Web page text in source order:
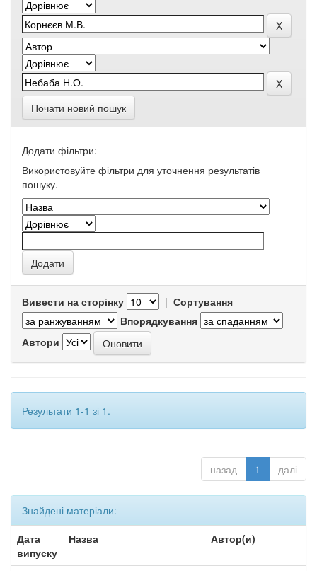
Почати новий пошук
Додати фільтри:
Використовуйте фільтри для уточнення результатів
пошуку.
Вивести на сторінку | Сортування
Впорядкування
Автори
Результати 1-1 зі 1.
назад 1 далі
Знайдені матеріали:
Дата
випуску
Назва Автор(и)